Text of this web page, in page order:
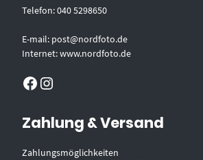
Telefon: 040 5298650
E-mail: post@nordfoto.de
Internet: www.nordfoto.de
Facebook Instagram
Zahlung & Versand
Zahlungsmöglichkeiten